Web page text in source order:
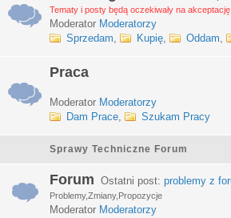
Tematy i posty będą oczekiwały na
Moderator Moderatorzy
Sprzedam, Kupię, Oddam,
Praca
Moderator Moderatorzy
Dam Prace, Szukam Pracy
Sprawy Techniczne Forum
Forum Ostatni post: problemy z
Problemy,Zmiany,Propozycje
Moderator Moderatorzy